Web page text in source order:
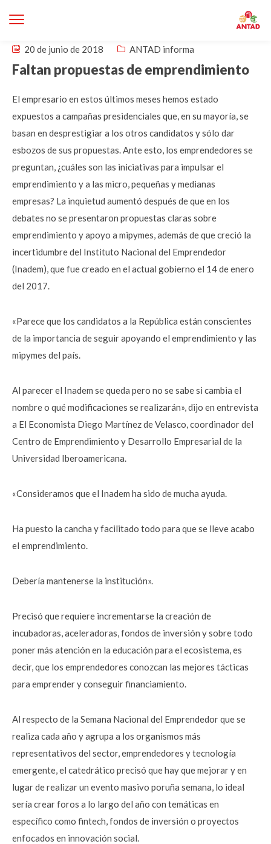
20 de junio de 2018 ANTAD informa
Faltan propuestas de emprendimiento
El empresario en estos últimos meses hemos estado
expuestos a campañas presidenciales que, en su mayoría, se
basan en desprestigiar a los otros candidatos y sólo dar
esbozos de sus propuestas. Ante esto, los emprendedores se
preguntan, ¿cuáles son las iniciativas para impulsar el
emprendimiento y a las micro, pequeñas y medianas
empresas? La inquietud aumentó después de que en los
debates no se presentaron propuestas claras sobre
emprendimiento y apoyo a mipymes, además de que creció la
incertidumbre del Instituto Nacional del Emprendedor
(Inadem), que fue creado en el actual gobierno el 14 de enero
del 2017.
«Parece que los candidatos a la República están conscientes
de la importancia de seguir apoyando el emprendimiento y las
mipymes del país.
Al parecer el Inadem se queda pero no se sabe si cambia el
nombre o qué modificaciones se realizarán», dijo en entrevista
a El Economista Diego Martínez de Velasco, coordinador del
Centro de Emprendimiento y Desarrollo Empresarial de la
Universidad Iberoamericana.
«Consideramos que el Inadem ha sido de mucha ayuda.
Ha puesto la cancha y facilitado todo para que se lleve acabo
el emprendimiento.
Debería mantenerse la institución».
Precisó que requiere incrementarse la creación de
incubadoras, aceleradoras, fondos de inversión y sobre todo
poner más atención en la educación para el ecosistema, es
decir, que los emprendedores conozcan las mejores tácticas
para emprender y conseguir financiamiento.
Al respecto de la Semana Nacional del Emprendedor que se
realiza cada año y agrupa a los organismos más
representativos del sector, emprendedores y tecnología
emergente, el catedrático precisó que hay que mejorar y en
lugar de realizar un evento masivo poruña semana, lo ideal
sería crear foros a lo largo del año con temáticas en
específico como fintech, fondos de inversión o proyectos
enfocados en innovación social.